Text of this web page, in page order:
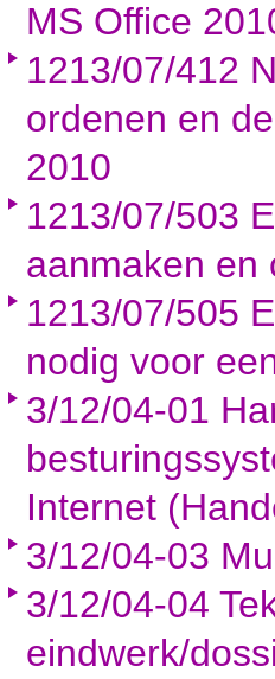
MS Office
1213/07/412
ordenen en
2010
1213/07/503
aanmaken en
1213/07/505
nodig voor
3/12/04-01
Internet
3/12/04-03
3/12/04-04
eindwerk/